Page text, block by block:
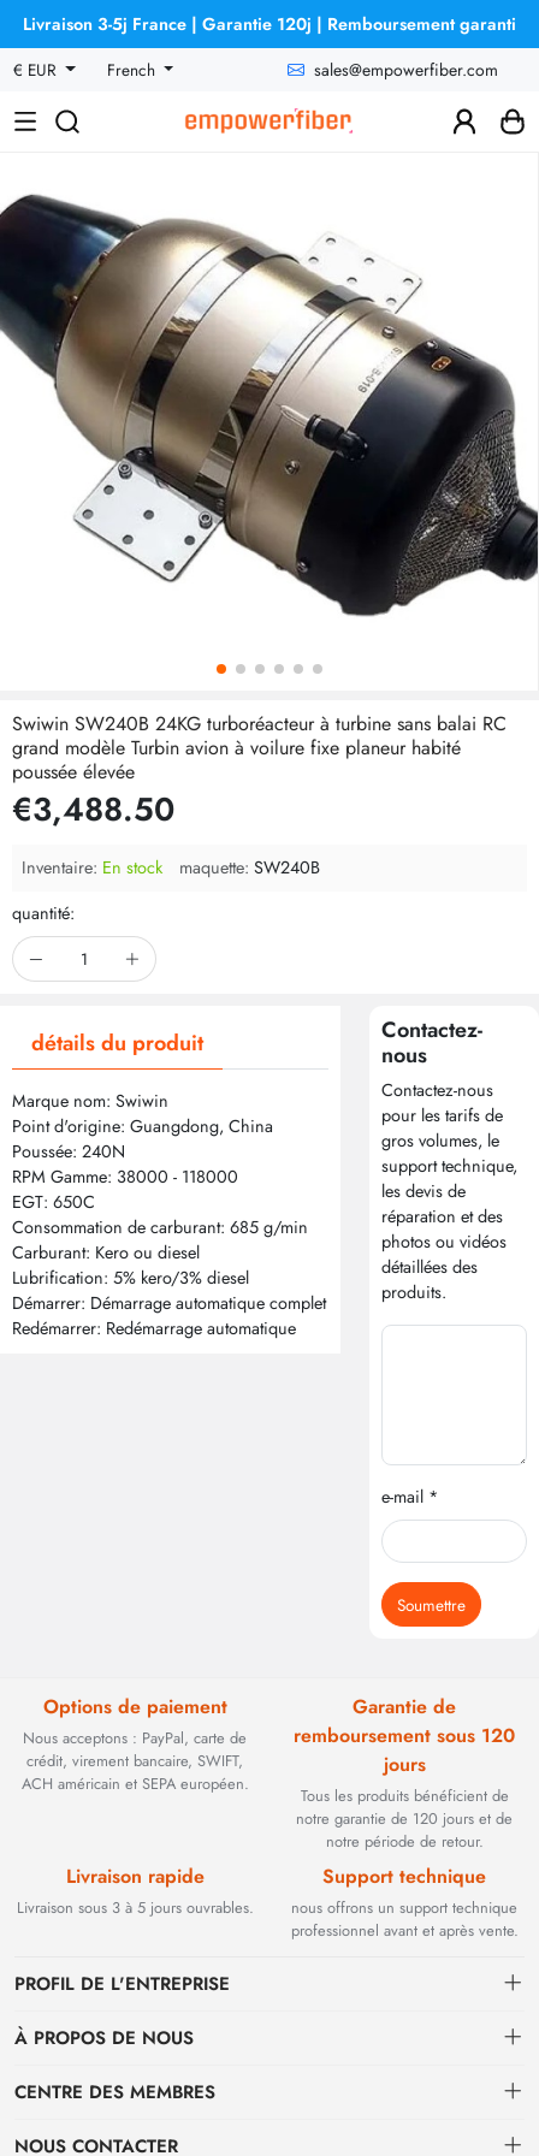
Livraison 3-5j France | Garantie 120j | Remboursement garanti
€ EUR
French sales@empowerfiber.com
Swiwin SW240B 24KG turboréacteur à turbine sans balai RC
grand modèle Turbin avion à voilure fixe planeur habité
poussée élevée
€3,488.50
Inventaire: En stock maquette: SW240B
quantité:
détails du produit
Marque nom: Swiwin
Point d'origine: Guangdong, China
Poussée: 240N
RPM Gamme: 38000 - 118000
EGT: 650C
Consommation de carburant: 685 g/min
Carburant: Kero ou diesel
Lubrification: 5% kero/3% diesel
Démarrer: Démarrage automatique complet
Redémarrer: Redémarrage automatique
Contactez-
nous
Contactez-nous
pour les tarifs de
gros volumes, le
support technique,
les devis de
réparation et des
photos ou vidéos
détaillées des
produits.
e-mail *
Soumettre
Options de paiement
Nous acceptons : PayPal, carte de
crédit, virement bancaire, SWIFT,
ACH américain et SEPA européen.
Garantie de
remboursement sous 120
jours
Tous les produits bénéficient de
notre garantie de 120 jours et de
notre période de retour.
Livraison rapide
Livraison sous 3 à 5 jours ouvrables.
Support technique
nous offrons un support technique
professionnel avant et après vente.
PROFIL DE L'ENTREPRISE
Fondée en 2002, BEYOND TECHNOLOGY INTERNATIONAL LIMITED
performance. Face à l'évolution des réseaux industriels, nous avons
À PROPOS DE NOUS
Contact
CENTRE DES MEMBRES
centre personnel
NOUS CONTACTER